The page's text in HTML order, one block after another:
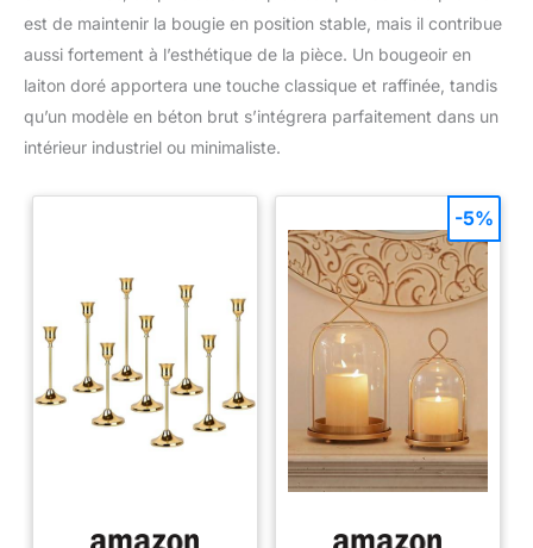
est de maintenir la bougie en position stable, mais il contribue
aussi fortement à l’esthétique de la pièce. Un bougeoir en
laiton doré apportera une touche classique et raffinée, tandis
qu’un modèle en béton brut s’intégrera parfaitement dans un
intérieur industriel ou minimaliste.
-5%